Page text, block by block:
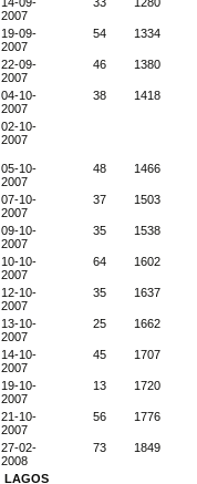
2007
19-09-
2007
54 1334
22-09-
2007
46 1380
04-10-
2007
38 1418
02-10-
2007
05-10-
2007
48 1466
07-10-
2007
37 1503
09-10-
2007
35 1538
10-10-
2007
64 1602
12-10-
2007
35 1637
13-10-
2007
25 1662
14-10-
2007
45 1707
19-10-
2007
13 1720
21-10-
2007
56 1776
27-02-
2008
73 1849
LAGOS